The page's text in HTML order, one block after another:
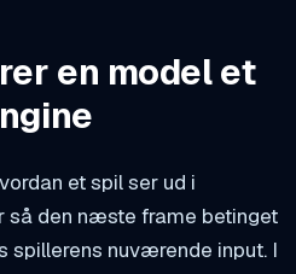
en model et
et spil ser ud i
den næste frame betinget
spillerens nuværende input. I